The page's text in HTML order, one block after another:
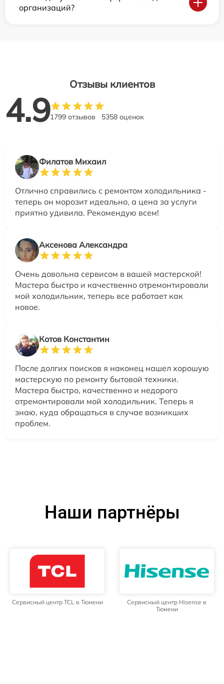
организаций?
Отзывы клиентов
4.91799 отзывов 5358 оценок
Филатов Михаил
Отлично справились с ремонтом холодильника -
теперь он морозит идеально, а цена за услуги
приятно удивила. Рекомендую всем!
Аксенова Александра
Очень довольна сервисом в вашей мастерской!
Мастера быстро и качественно отремонтировали
мой холодильник, теперь все работает как
новое.
Котов Константин
После долгих поисков я наконец нашел хорошую
мастерскую по ремонту бытовой техники.
Мастера быстро, качественно и недорого
отремонтировали мой холодильник. Теперь я
знаю, куда обращаться в случае возникших
проблем.
Наши партнёры
Сервисный центр TCL в Тюмени
Сервисный центр Hisense в
Тюмени